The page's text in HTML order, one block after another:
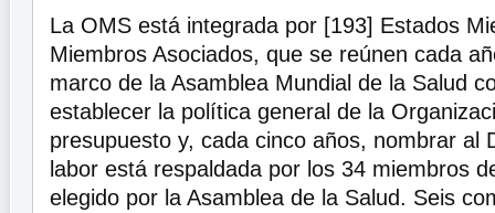
La OMS está integrada por [193] Estados
Miembros Asociados, que se reúnen cada
marco de la Asamblea Mundial de la Salud
establecer la política general de la
presupuesto y, cada cinco años, nombrar al
labor está respaldada por los 34 miembros
elegido por la Asamblea de la Salud. Seis